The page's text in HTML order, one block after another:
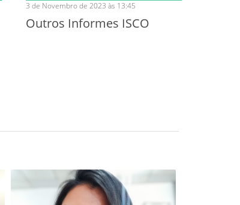
3 de Novembro de 2023 às 13:45
Outros Informes ISCO